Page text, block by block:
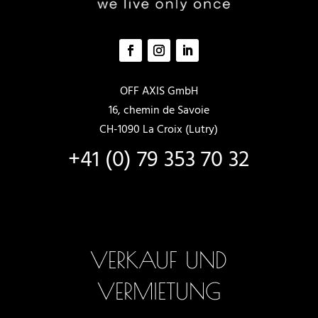
OFF AXIS GmbH
16, chemin de Savoie
CH-1090 La Croix (Lutry)
+41 (0) 79 353 70 32
VERKAUF UND
VERMIETUNG